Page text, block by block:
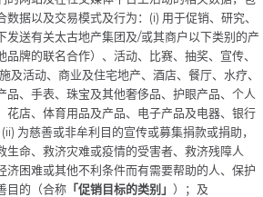
据以及交易模式及行为：(i) 用于促销、研究、
送有关太古地产集团及/或其商户以下类别的产
牌的联名合作）、活动、比赛、抽奖、宣传、
活动、商业及住宅地产、酒店、餐厅、水疗、
、手表、珠宝及其他奢侈品、护眼产品、个人
店、体育用品及产品、电子产品及电器、银行
为慈善或非牟利目的宣传或募集捐款或捐助，
命、救济灾难或疫情的受害者、救济残障人
困难或其他不利条件而有需要帮助的人、保护
目的（合称 「促销目标的类别」 ）；及